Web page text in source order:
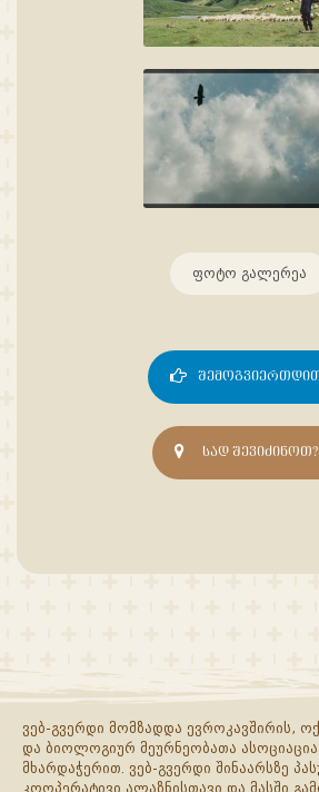
ფოტო გალერეა
ᲡᲐᲓ ᲨᲔᲕᲘᲫᲘᲜᲝᲗ?
ვებ-გვერდი მომზადდა ევროკავშირის,
და ბიოლოგიურ მეურნეობათა
მხარდაჭერით. ვებ-გვერდი შინაარსზე
კოოპერატივი ალაზნისთავი და მასში